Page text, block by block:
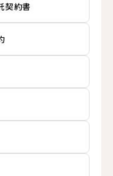
契約書